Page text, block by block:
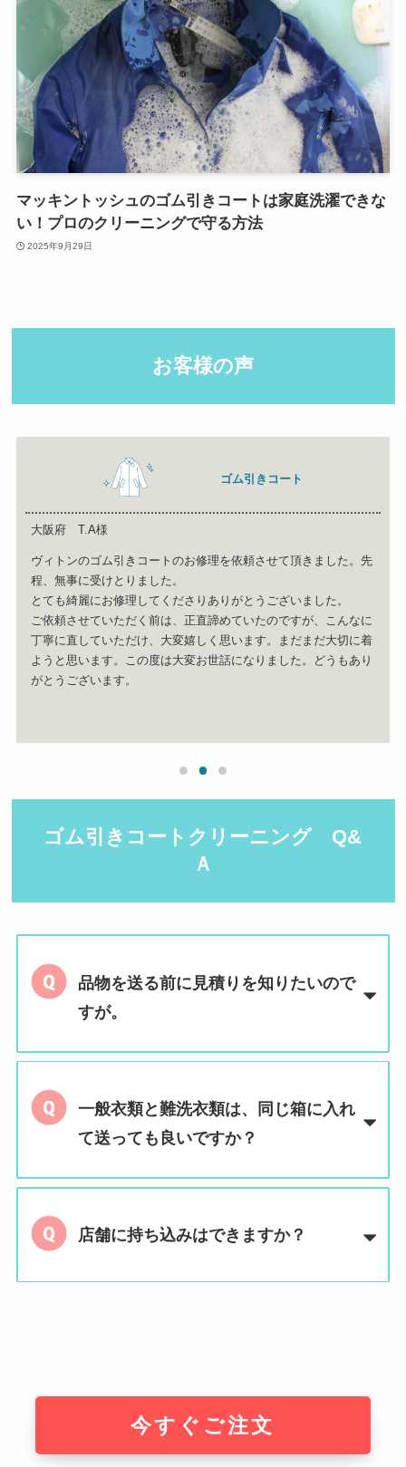
マッキントッシュのゴム引きコートは家庭洗濯できな
い！プロのクリーニングで守る方法
2025年9月29日
お客様の声
ゴム引きコート
大阪府 T.A様
ヴィトンのゴム引きコートのお修理を依頼させて頂きました。先
程、無事に受けとりました。
とても綺麗にお修理してくださりありがとうございました。
ご依頼させていただく前は、正直諦めていたのですが、こんなに
丁寧に直していただけ、大変嬉しく思います。まだまだ大切に着
ようと思います。この度は大変お世話になりました。どうもあり
がとうございます。
ゴム引きコートクリーニング Q&
Ａ
品物を送る前に見積りを知りたいので
すが。
一般衣類と難洗衣類は、同じ箱に入れ
て送っても良いですか？
店舗に持ち込みはできますか？
今すぐご注文